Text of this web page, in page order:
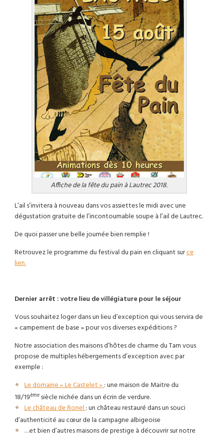
Affiche de la fête du pain à Lautrec 2018.
L’ail s’invitera à nouveau dans vos assiettes le midi avec une
dégustation gratuite de l’incontournable soupe à l’ail de Lautrec.
De quoi passer une belle journée bien remplie !
Retrouvez le programme du festival du pain en cliquant surce
lien.
Dernier arrêt : votre lieu de villégiature pour le séjour
Vous souhaitez loger dans un lieu d’exception qui vous servira de
« campement de base » pour vos diverses expéditions ?
Notre association des maisons d’hôtes de charme du Tarn vous
propose de multiples hébergements d’exception avec par
exemple :
Le domaine « Le Castelet »: une maison de Maitre du
18/19ème siècle nichée dans un écrin de verdure.
Le château de Ronel: un château restauré dans un souci
d’authenticité au cœur de la campagne albigeoise
…et bien d’autres maisons de prestige à découvrir sur notre